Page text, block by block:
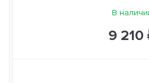
В
9 210